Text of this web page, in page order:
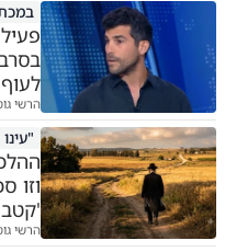
הרשי
וזו
'קטב
הרשי